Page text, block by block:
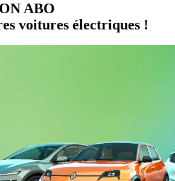
ABO
voitures électriques !